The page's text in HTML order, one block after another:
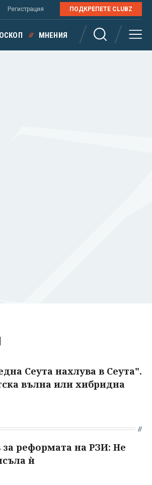
Регистрация ПОДКРЕПЕТЕ CLUBZ
МНЕНИЯ
Сеута нахлува в Сеута".
вълна или хибридна
реформата на РЗИ: Не
ѝ